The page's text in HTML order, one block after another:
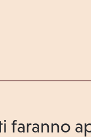
faranno